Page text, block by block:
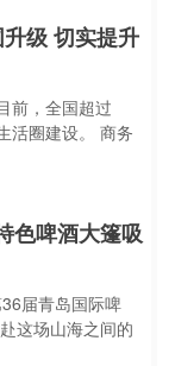
级 切实提升
前，全国超过
活圈建设。 商务
色啤酒大篷吸
届青岛国际啤
这场山海之间的